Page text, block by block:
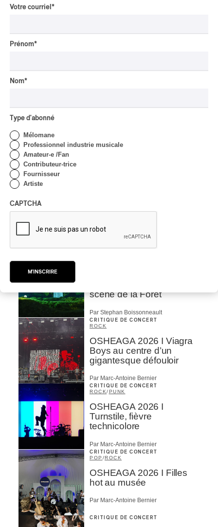
Concerts aux Îles du Bic
Barton Pine
| Macbeth, une tragédie
d’exceptions
Par Chloé Rouffignac
scène de la Forêt
Par Stephan Boissonneault
CRITIQUE DE CONCERT
ROCK
OSHEAGA 2026 I Viagra
Boys au centre d’un
gigantesque défouloir
Par Marc-Antoine Bernier
CRITIQUE DE CONCERT
ROCK/PUNK
OSHEAGA 2026 I
Turnstile, fièvre
technicolore
Par Marc-Antoine Bernier
CRITIQUE DE CONCERT
POP /ROCK
OSHEAGA 2026 I Filles
hot au musée
Par Marc-Antoine Bernier
CRITIQUE DE CONCERT
Votre courriel *
Prénom*
Nom*
Type d'abonné
Mélomane
Professionnel industrie musicale
Amateur-e /Fan
Contributeur-trice
Fournisseur
Artiste
CAPTCHA
M'INSCRIRE